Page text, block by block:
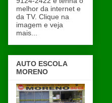
melhor da internet e
da TV. Clique na
imagem e veja
mais...
AUTO ESCOLA
MORENO